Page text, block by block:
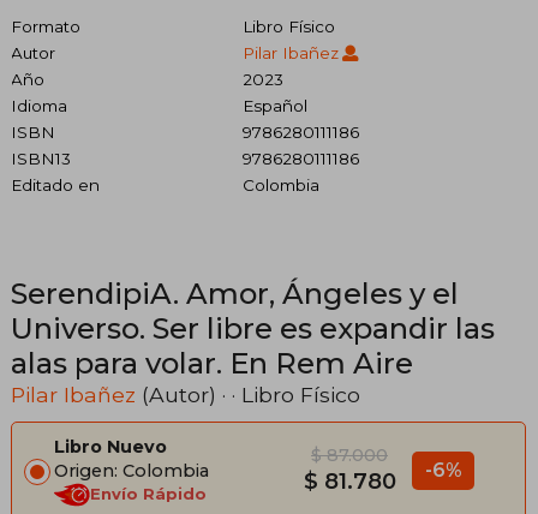
Formato
Libro Físico
Autor
Pilar Ibañez
Año
2023
Idioma
Español
ISBN
9786280111186
ISBN13
9786280111186
Editado en
Colombia
SerendipiA. Amor, Ángeles y el
Universo. Ser libre es expandir las
alas para volar. En Rem Aire
Pilar Ibañez (Autor) · · Libro Físico
Libro Nuevo
Origen: Colombia
Envío Rápido
$ 87.000
$ 81.780 -6%